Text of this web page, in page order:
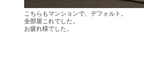
こちらもマンションで、デフォルト。
全部屋これでした。
お疲れ様でした。